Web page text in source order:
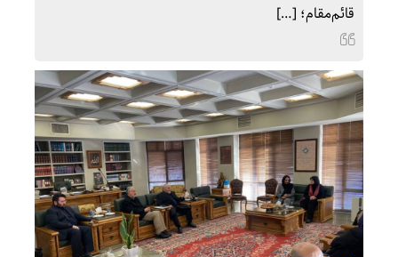
قائم‌مقام؛ […]